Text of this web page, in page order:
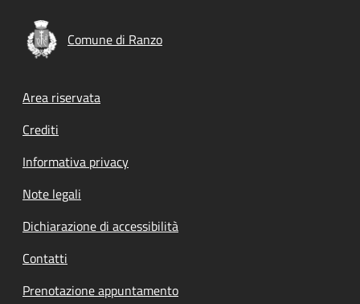
Comune di Ranzo
Footer menu
Area riservata
Crediti
Informativa privacy
Note legali
Dichiarazione di accessibilità
Contatti
Prenotazione appuntamento